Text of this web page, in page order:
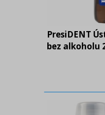
PresiDENT
bez alkoholu